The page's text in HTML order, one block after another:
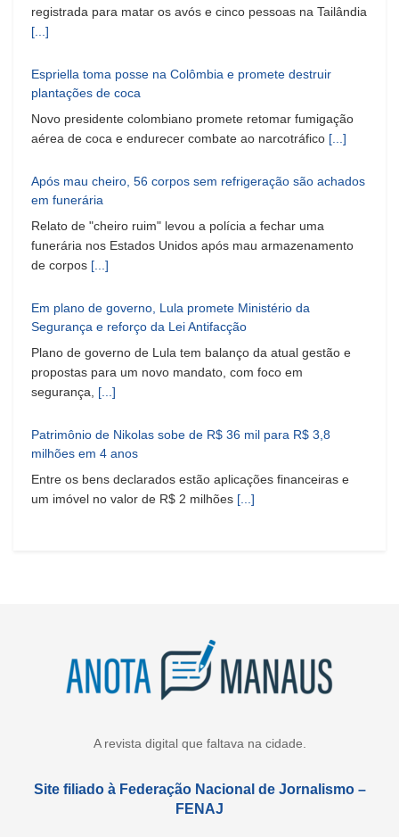
registrada para matar os avós e cinco pessoas na Tailândia
[...]
Espriella toma posse na Colômbia e promete destruir
plantações de coca
Novo presidente colombiano promete retomar fumigação
aérea de coca e endurecer combate ao narcotráfico [...]
Após mau cheiro, 56 corpos sem refrigeração são achados
em funerária
Relato de "cheiro ruim" levou a polícia a fechar uma
funerária nos Estados Unidos após mau armazenamento
de corpos [...]
Em plano de governo, Lula promete Ministério da
Segurança e reforço da Lei Antifacção
Plano de governo de Lula tem balanço da atual gestão e
propostas para um novo mandato, com foco em
segurança, [...]
Patrimônio de Nikolas sobe de R$ 36 mil para R$ 3,8
milhões em 4 anos
Entre os bens declarados estão aplicações financeiras e
um imóvel no valor de R$ 2 milhões [...]
A revista digital que faltava na cidade.
Site filiado à Federação Nacional de Jornalismo –
FENAJ